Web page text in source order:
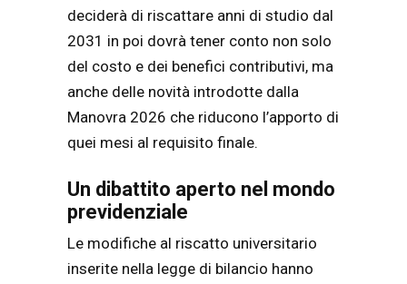
deciderà di riscattare anni di studio dal
2031 in poi dovrà tener conto non solo
del costo e dei benefici contributivi, ma
anche delle novità introdotte dalla
Manovra 2026 che riducono l’apporto di
quei mesi al requisito finale.
Un dibattito aperto nel mondo
previdenziale
Le modifiche al riscatto universitario
inserite nella legge di bilancio hanno